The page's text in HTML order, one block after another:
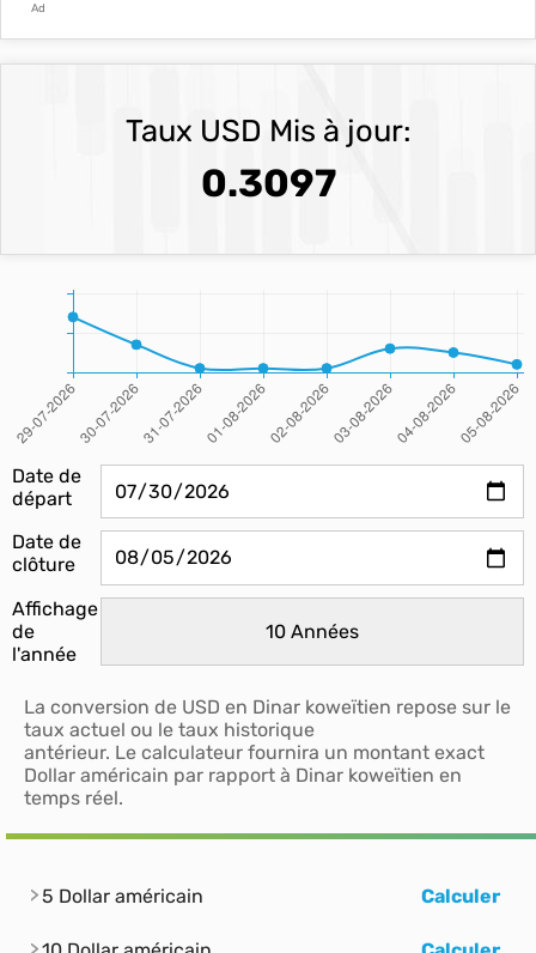
Ad
Taux USD Mis à jour:
0.3097
Date de
départ
Date de
clôture
Affichage
de
l'année
La conversion de USD en Dinar koweïtien repose sur le
taux actuel ou le taux historique
antérieur. Le calculateur fournira un montant exact
Dollar américain par rapport à Dinar koweïtien en
temps réel.
5 Dollar américain Calculer